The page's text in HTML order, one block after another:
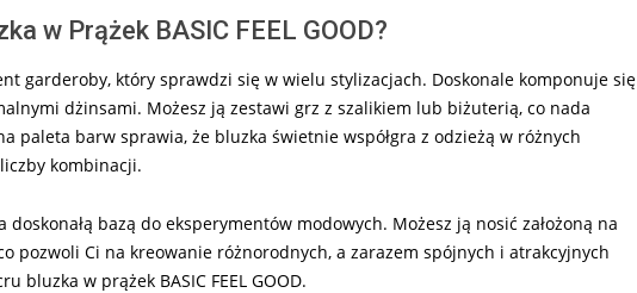
w Prążek BASIC FEEL GOOD?
garderoby, który sprawdzi się w wielu stylizacjach. Doskonale komponuje się
dżinsami. Możesz ją zestawi grz z szalikiem lub biżuterią, co nada
paleta barw sprawia, że bluzka świetnie współgra z odzieżą w różnych
kombinacji.
bazą do eksperymentów modowych. Możesz ją nosić założoną na
pozwoli Ci na kreowanie różnorodnych, a zarazem spójnych i atrakcyjnych
bluzka w prążek BASIC FEEL GOOD.